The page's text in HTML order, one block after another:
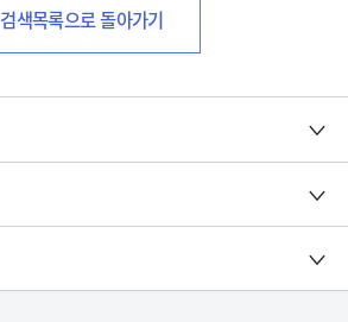
검색목록으로 돌아가기